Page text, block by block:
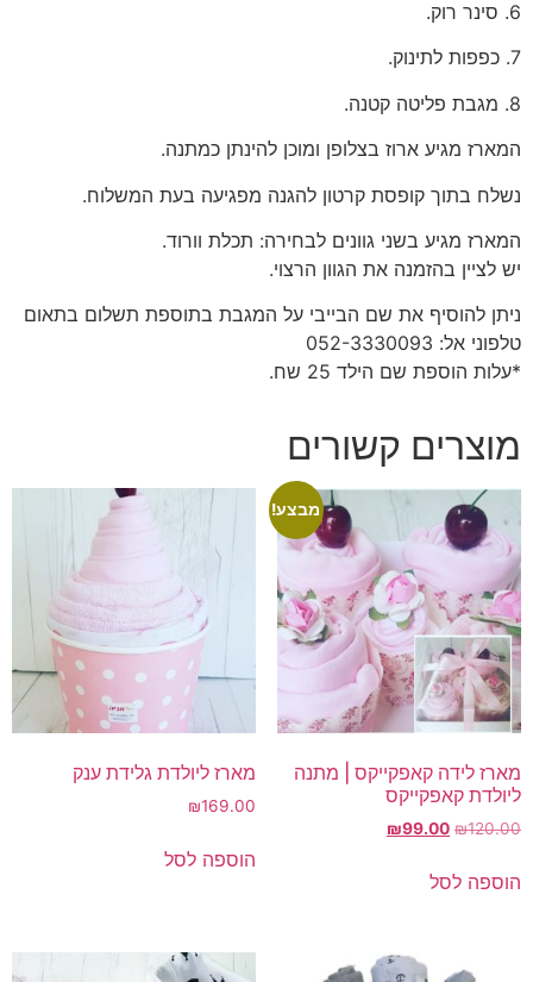
6. סינר רוק.
7. כפפות לתינוק.
8. מגבת פליטה קטנה.
המארז מגיע ארוז בצלופן ומוכן להינתן כמתנה.
נשלח בתוך קופסת קרטון להגנה מפגיעה בעת המשלוח.
המארז מגיע בשני גוונים לבחירה: תכלת וורוד.
יש לציין בהזמנה את הגוון הרצוי.
ניתן להוסיף את שם הבייבי על המגבת בתוספת תשלום בתאום
טלפוני אל: 052-3330093
*עלות הוספת שם הילד 25 שח.
מוצרים קשורים
מבצע!
מארז לידה קאפקייקס | מתנה
ליולדת קאפקייקס
₪120.00
המחיר
היה:
₪99.00
הוספה לסל
מארז ליולדת גלידת ענק
₪169.00
הוספה לסל